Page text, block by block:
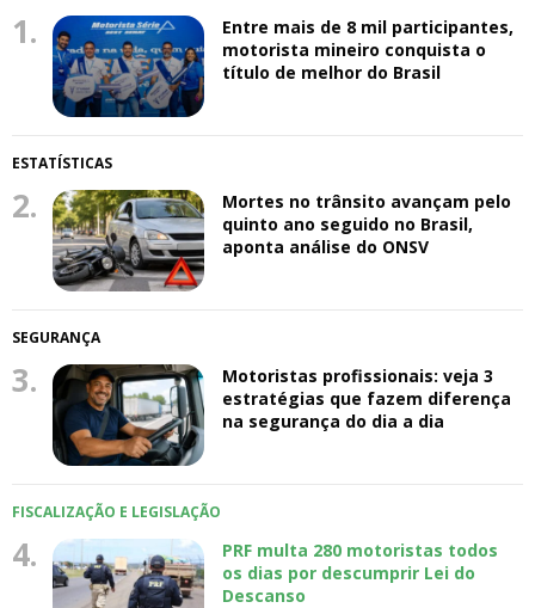
1.
Entre mais de 8 mil participantes,
motorista mineiro conquista o
título de melhor do Brasil
ESTATÍSTICAS
2.
Mortes no trânsito avançam pelo
quinto ano seguido no Brasil,
aponta análise do ONSV
SEGURANÇA
3.
Motoristas profissionais: veja 3
estratégias que fazem diferença
na segurança do dia a dia
FISCALIZAÇÃO E LEGISLAÇÃO
4.
PRF multa 280 motoristas todos
os dias por descumprir Lei do
Descanso